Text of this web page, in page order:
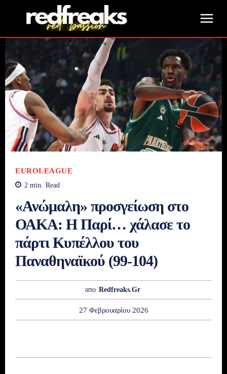
EUROLEAGUE
2 min. Read
«Ανώμαλη» προσγείωση στο
ΟΑΚΑ: Η Παρί… χάλασε το
πάρτι Κυπέλλου του
Παναθηναϊκού (99-104)
απο Redfreaks.gr
27 Φεβρουαρίου 2026